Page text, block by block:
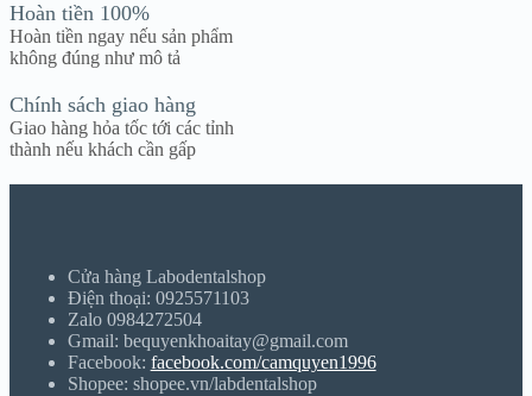
Hoàn tiền 100%
Hoàn tiền ngay nếu sản phẩm
không đúng như mô tả
Chính sách giao hàng
Giao hàng hỏa tốc tới các tỉnh
thành nếu khách cần gấp
Cửa hàng Labodentalshop
Điện thoại: 0925571103
Zalo 0984272504
Gmail: bequyenkhoaitay@gmail.com
Facebook: facebook.com/camquyen1996
Shopee: shopee.vn/labdentalshop